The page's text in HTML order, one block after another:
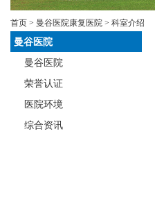
首页 > 曼谷医院康复医院 > 科室介绍
曼谷医院
曼谷医院
荣誉认证
医院环境
综合资讯